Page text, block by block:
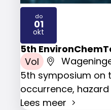
5th
Vol
5th symposium on
occurrence, hazard
Lees meer
do
01
okt
2026